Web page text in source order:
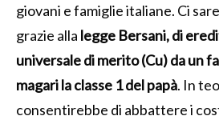
giovani e famiglie italiane. Ci
grazie alla legge Bersani, di
universale di merito (Cu) da un
magari la classe 1 del papà. In
consentirebbe di abbattere i